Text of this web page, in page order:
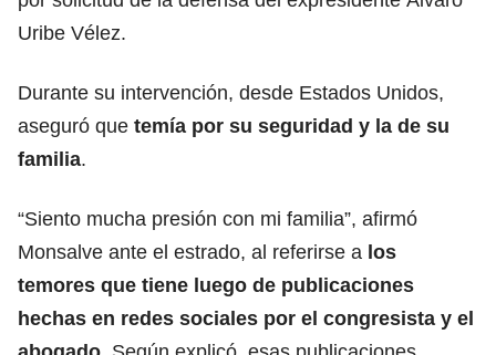
Uribe Vélez.
Durante su intervención, desde Estados Unidos,
aseguró que temía por su seguridad y la de su
familia.
“Siento mucha presión con mi familia”, afirmó
Monsalve ante el estrado, al referirse a los
temores que tiene luego de publicaciones
hechas en redes sociales por el congresista y el